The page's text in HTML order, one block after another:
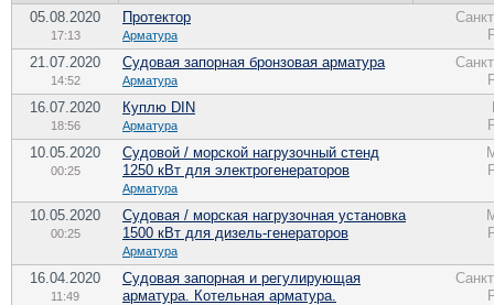
05.08.2020
17:13
Протектор
Арматура
21.07.2020
14:52
Судовая запорная бронзовая арматура
Арматура
16.07.2020
18:56
Куплю DIN
Арматура
10.05.2020
00:25
Судовой / морской нагрузочный стенд
1250 кВт для электрогенераторов
Арматура
10.05.2020
00:25
Судовая / морская нагрузочная установка
1500 кВт для дизель-генераторов
Арматура
16.04.2020
11:49
Судовая запорная и регулирующая
арматура. Котельная арматура.